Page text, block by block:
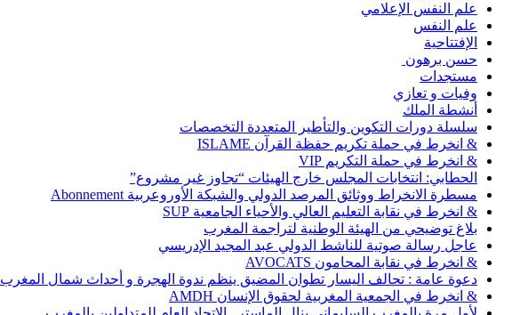
علم النفس الإعلامي
علم النفس
الإفتتاحية
حسن برهون
مستجدات
وفيات و تعازي
أنشطة الملك
سلسلة دورات التكوين والتأطير المتعددة التخصصات
& انخرط في حملة تكريم حفظة القرآن ISLAME
& انخرط في حملة التكريم VIP
الحطابي: انتخابات المجلس خارج الهيئات “تجاوز غير مشروع”
مسطرة الانخراط ووثائق المرصد الدولي والشبكة الأوروعربية Abonnement
& انخرط في نقابة التعليم العالي والأحياء الجامعية SUP
بلاغ توضيحي من الهيئة الوطنية لتراجمة المغرب
عاجل رسالة صوتية للناشط الدولي عبد المجيد الإدريسي
& انخرط في نقابة المحامون AVOCATS
دعوة عامة : تحالف اليسار تطوان المضيق ينظم ندوة الهجرة و أحداث شمال المغرب
& انخرط في الجمعية المغربية لحقوق الإنسان AMDH